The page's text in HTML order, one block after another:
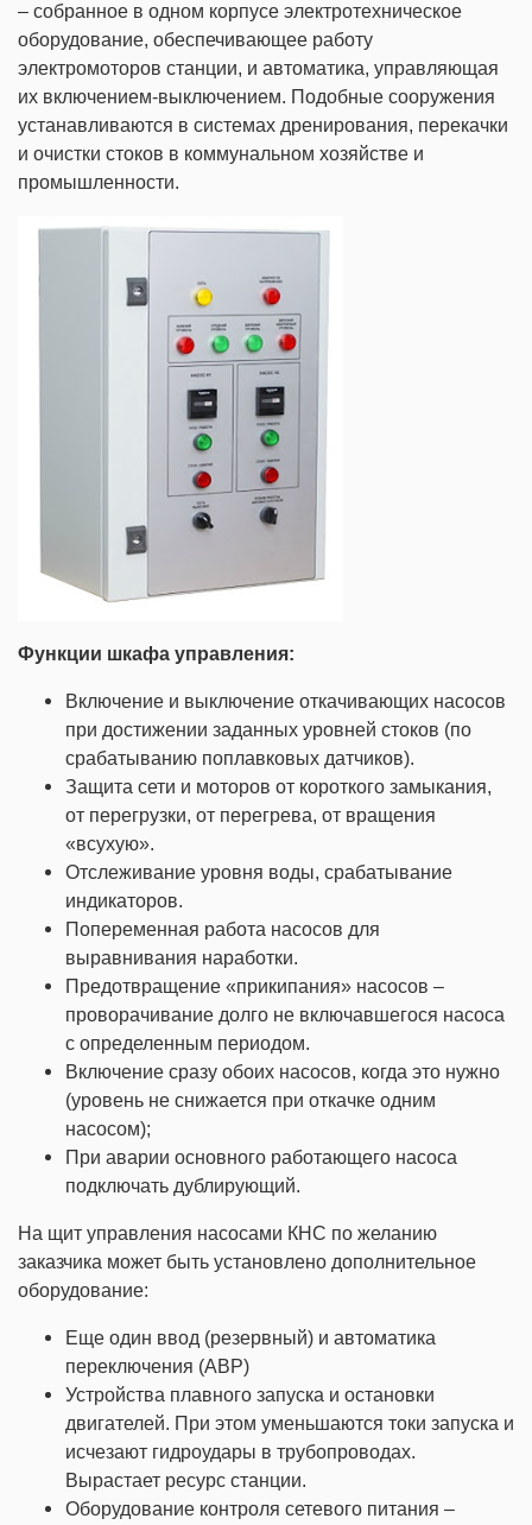
– собранное в одном корпусе электротехническое
оборудование, обеспечивающее работу
электромоторов станции, и автоматика, управляющая
их включением-выключением. Подобные сооружения
устанавливаются в системах дренирования, перекачки
и очистки стоков в коммунальном хозяйстве и
промышленности.
Функции шкафа управления:
Включение и выключение откачивающих насосов
при достижении заданных уровней стоков (по
срабатыванию поплавковых датчиков).
Защита сети и моторов от короткого замыкания,
от перегрузки, от перегрева, от вращения
«всухую».
Отслеживание уровня воды, срабатывание
индикаторов.
Попеременная работа насосов для
выравнивания наработки.
Предотвращение «прикипания» насосов –
проворачивание долго не включавшегося насоса
с определенным периодом.
Включение сразу обоих насосов, когда это нужно
(уровень не снижается при откачке одним
насосом);
При аварии основного работающего насоса
подключать дублирующий.
На щит управления насосами КНС по желанию
заказчика может быть установлено дополнительное
оборудование:
Еще один ввод (резервный) и автоматика
переключения (АВР)
Устройства плавного запуска и остановки
двигателей. При этом уменьшаются токи запуска и
исчезают гидроудары в трубопроводах.
Вырастает ресурс станции.
Оборудование контроля сетевого питания –